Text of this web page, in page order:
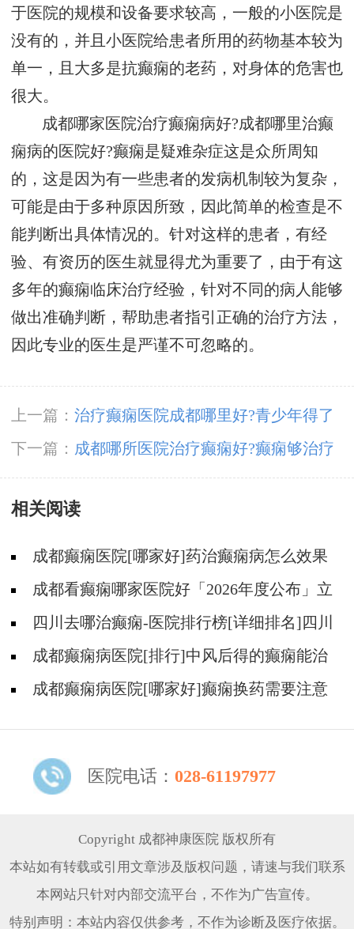
于医院的规模和设备要求较高，一般的小医院是
没有的，并且小医院给患者所用的药物基本较为
单一，且大多是抗癫痫的老药，对身体的危害也
很大。
成都哪家医院治疗癫痫病好?成都哪里治癫
痫病的医院好?癫痫是疑难杂症这是众所周知
的，这是因为有一些患者的发病机制较为复杂，
可能是由于多种原因所致，因此简单的检查是不
能判断出具体情况的。针对这样的患者，有经
验、有资历的医生就显得尤为重要了，由于有这
多年的癫痫临床治疗经验，针对不同的病人能够
做出准确判断，帮助患者指引正确的治疗方法，
因此专业的医生是严谨不可忽略的。
上一篇： 治疗癫痫医院成都哪里好?青少年得了
癫痫有什么症状?
下一篇： 成都哪所医院治疗癫痫好?癫痫够治疗
好吗?
相关阅读
成都癫痫医院[哪家好]药治癫痫病怎么效果
好?成都看癫痫哪家医院好「2026年度公布」立
冬后癫痫病人应多注意什么?
四川去哪治癫痫-医院排行榜[详细排名]四川
哪儿能有效治疗癫痫?
成都癫痫病医院[排行]中风后得的癫痫能治
吗
成都癫痫病医院[哪家好]癫痫换药需要注意
医院电话： 028-61197977
Copyright 成都神康医院 版权所有
本站如有转载或引用文章涉及版权问题，请速与我们联系
本网站只针对内部交流平台，不作为广告宣传。
特别声明：本站内容仅供参考，不作为诊断及医疗依据。